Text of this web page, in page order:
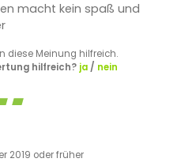
macht kein spaß und
diese Meinung hilfreich.
hilfreich? ja/ nein
2019 oder früher